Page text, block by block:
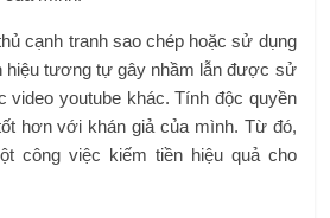
cạnh tranh sao chép hoặc sử dụng
hiệu tương tự gây nhầm lẫn được sử
video youtube khác. Tính độc quyền
hơn với khán giả của mình. Từ đó,
công việc kiếm tiền hiệu quả cho